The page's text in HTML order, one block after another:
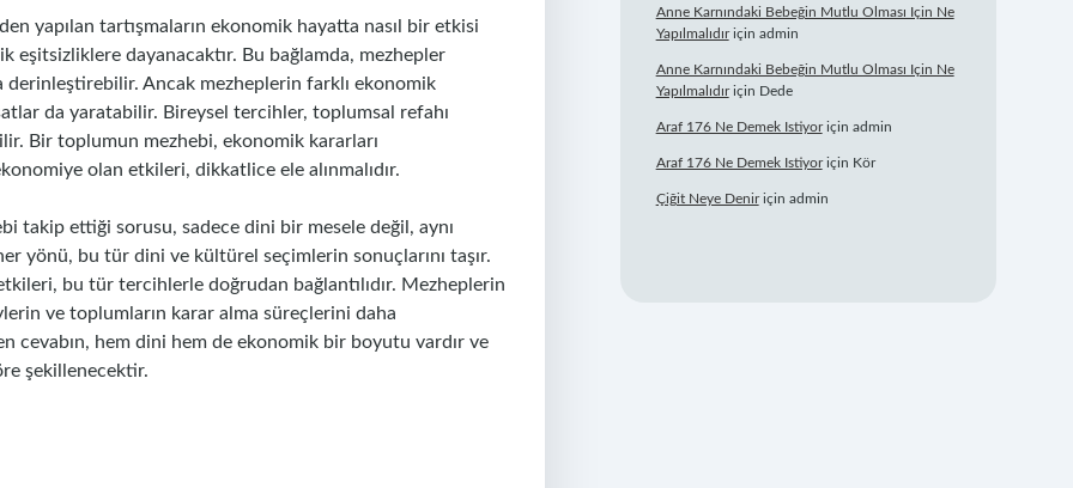
yapılan tartışmaların ekonomik hayatta nasıl bir etkisi
eşitsizliklere dayanacaktır. Bu bağlamda, mezhepler
Ancak mezheplerin farklı ekonomik
da yaratabilir. Bireysel tercihler, toplumsal refahı
Bir toplumun mezhebi, ekonomik kararları
olan etkileri, dikkatlice ele alınmalıdır.
takip ettiği sorusu, sadece dini bir mesele değil, aynı
yönü, bu tür dini ve kültürel seçimlerin sonuçlarını taşır.
bu tür tercihlerle doğrudan bağlantılıdır. Mezheplerin
ve toplumların karar alma süreçlerini daha
cevabın, hem dini hem de ekonomik bir boyutu vardır ve
şekillenecektir.
Anne Karnındaki Bebeğin Mutlu Olması Için Ne
Yapılmalıdıriçin admin
Anne Karnındaki Bebeğin Mutlu Olması Için Ne
Yapılmalıdıriçin Dede
Araf 176 Ne Demek Istiyoriçin admin
Araf 176 Ne Demek Istiyoriçin Kör
Çiğit Neye Deniriçin admin